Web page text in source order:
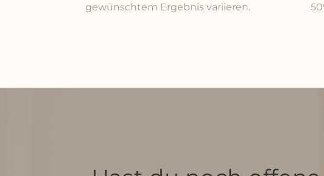
gewünschtem Ergebnis variieren.